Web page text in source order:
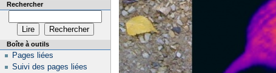
Rechercher
Boîte à outils
Pages liées
Suivi des pages liées